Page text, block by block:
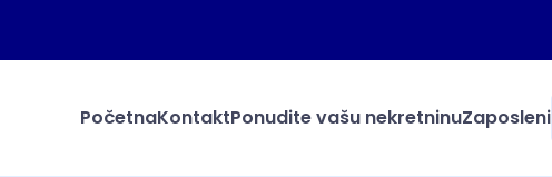
PočetnaKontaktPonudite vašu nekretninuZaposleni